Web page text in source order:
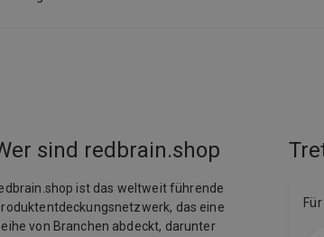
sind redbrain.shop
ist das weltweit führende
das eine
von Branchen abdeckt, darunter